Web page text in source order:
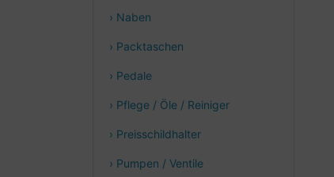
› Naben
› Packtaschen
› Pedale
› Pflege / Öle / Reiniger
› Preisschildhalter
› Pumpen / Ventile